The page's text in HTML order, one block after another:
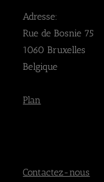
Adresse:
Rue de Bosnie 75
1060 Bruxelles
Belgique
Plan
Contactez-nous